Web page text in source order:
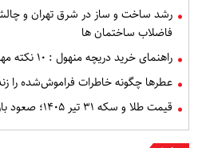
رشد ساخت و ساز در شرق تهران و
فاضلاب ساختمان ها
راهنمای خرید دریچه منهول : ۱۰ نکته مهم قبل از سفارش
عطرها چگونه خاطرات فراموش‌شده را
قیمت طلا و سکه ۳۱ تیر ۱۴۰۵؛ صعود بازار طلا با اهرم اونس جهانی